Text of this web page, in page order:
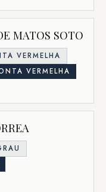
MATOS SOTO
VERMELHA
VERMELHA